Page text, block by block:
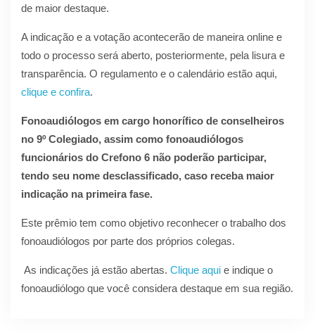
de maior destaque.
A indicação e a votação acontecerão de maneira online e
todo o processo será aberto, posteriormente, pela lisura e
transparência. O regulamento e o calendário estão aqui,
clique e confira.
Fonoaudiólogos em cargo honorífico de conselheiros
no 9º Colegiado, assim como fonoaudiólogos
funcionários do Crefono 6 não poderão participar,
tendo seu nome desclassificado, caso receba maior
indicação na primeira fase.
Este prêmio tem como objetivo reconhecer o trabalho dos
fonoaudiólogos por parte dos próprios colegas.
As indicações já estão abertas. Clique aqui e indique o
fonoaudiólogo que você considera destaque em sua região.